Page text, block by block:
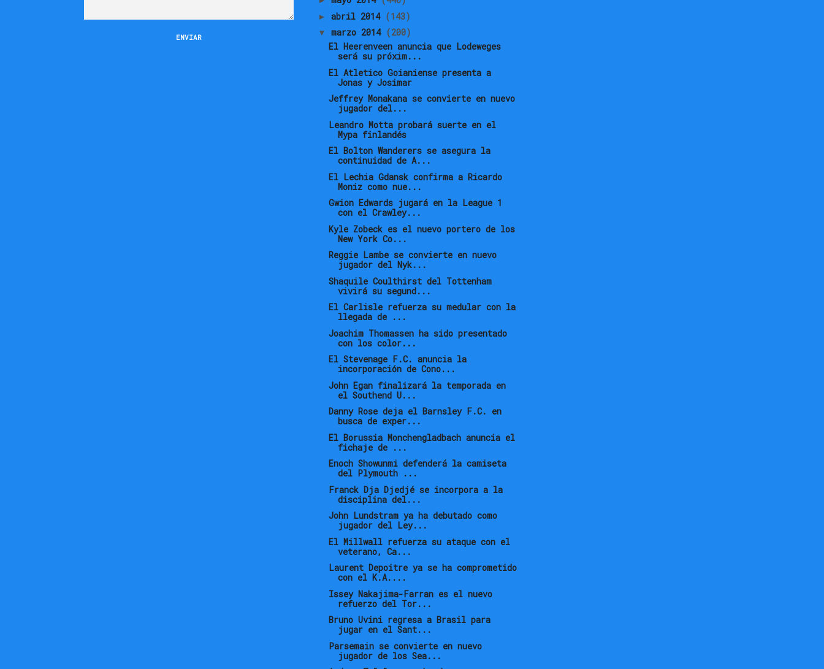
► abril 2014 (143)
▼ marzo 2014 (200)
El Heerenveen anuncia que Lodeweges
será su próxim...
El Atletico Goianiense presenta a
Jonas y Josimar
Jeffrey Monakana se convierte en nuevo
jugador del...
Leandro Motta probará suerte en el
Mypa finlandés
El Bolton Wanderers se asegura la
continuidad de A...
El Lechia Gdansk confirma a Ricardo
Moniz como nue...
Gwion Edwards jugará en la League 1
con el Crawley...
Kyle Zobeck es el nuevo portero de los
New York Co...
Reggie Lambe se convierte en nuevo
jugador del Nyk...
Shaquile Coulthirst del Tottenham
vivirá su segund...
El Carlisle refuerza su medular con la
llegada de ...
Joachim Thomassen ha sido presentado
con los color...
El Stevenage F.C. anuncia la
incorporación de Cono...
John Egan finalizará la temporada en
el Southend U...
Danny Rose deja el Barnsley F.C. en
busca de exper...
El Borussia Monchengladbach anuncia el
fichaje de ...
Enoch Showunmi defenderá la camiseta
del Plymouth ...
Franck Dja Djedjé se incorpora a la
disciplina del...
John Lundstram ya ha debutado como
jugador del Ley...
El Millwall refuerza su ataque con el
veterano, Ca...
Laurent Depoitre ya se ha comprometido
con el K.A....
Issey Nakajima-Farran es el nuevo
refuerzo del Tor...
Bruno Uvini regresa a Brasil para
jugar en el Sant...
Parsemain se convierte en nuevo
jugador de los Sea...